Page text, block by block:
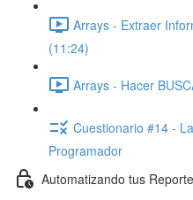
Arrays - Extraer
(11:24)
Arrays - Hacer
Cuestionario #14 -
Programador
Automatizando tus